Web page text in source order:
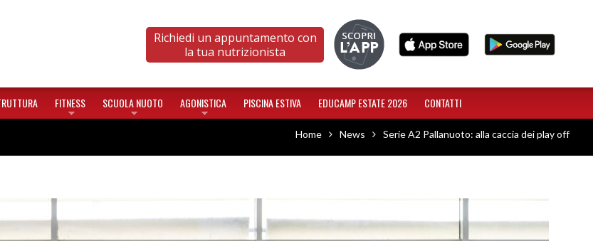
Richiedi un appuntamento con
la tua nutrizionista
FITNESS SCUOLA NUOTO AGONISTICA PISCINA ESTIVA EDUCAMP ESTATE 2026 CONTATTI
Home News Serie A2 Pallanuoto: alla caccia dei play off